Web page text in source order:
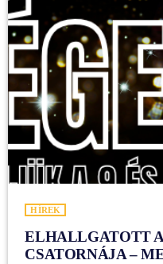
HÍREK
ELHALLGATOTT
CSATORNÁJA –